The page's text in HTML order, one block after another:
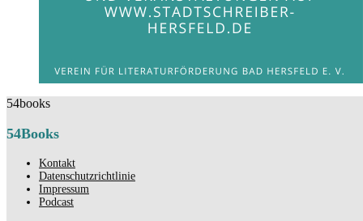
54books
54Books
Kontakt
Datenschutzrichtlinie
Impressum
Podcast